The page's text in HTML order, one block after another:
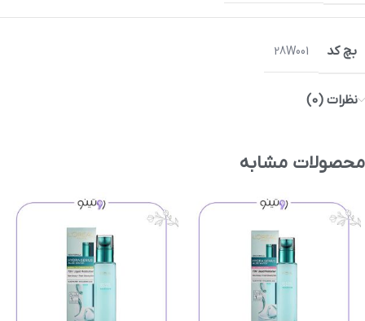
بچ کد 28W001
نظرات (0)
محصولات مشابه